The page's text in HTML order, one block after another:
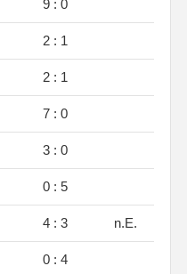
9 : 0
2 : 1
2 : 1
7 : 0
3 : 0
0 : 5
4 : 3 n.E.
0 : 4